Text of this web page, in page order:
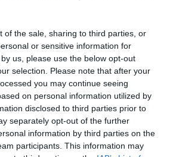
of the sale, sharing to third parties, or
or sensitive information for
us, please use the below opt-out
selection. Please note that after your
you may continue seeing
on personal information utilized by
disclosed to third parties prior to
separately opt-out of the further
information by third parties on the
participants. This information may
/ Κρατήσεις:
|chloe-cinema.biz
στο Google Newsκαι
τις ειδήσεις
νέαγια την Τέχνη και τον